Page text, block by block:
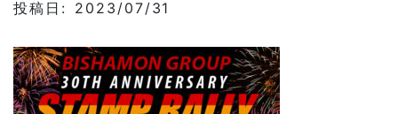
投稿日: 2023/07/31